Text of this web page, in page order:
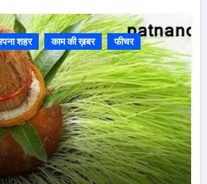
शहर काम की ख़बर
फीचर